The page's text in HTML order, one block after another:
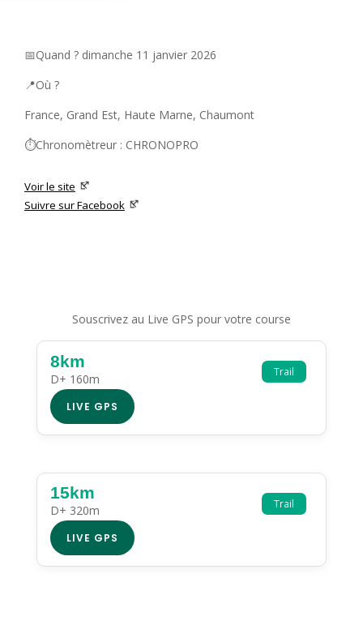
📅Quand ? dimanche 11 janvier 2026
📍Où ?
France, Grand Est, Haute Marne, Chaumont
⏱️Chronomètreur : CHRONOPRO
Voir le site
Suivre sur Facebook
Souscrivez au Live GPS pour votre course
Trail
8km
D+ 160m
LIVE GPS
Trail
15km
D+ 320m
LIVE GPS